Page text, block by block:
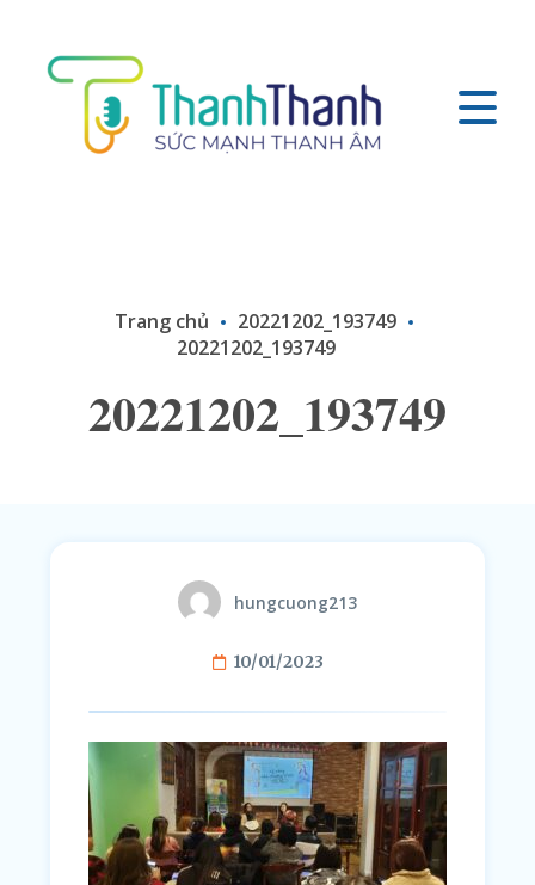
Trang chủ
20221202_193749
20221202_193749
20221202_193749
hungcuong213
10/01/2023